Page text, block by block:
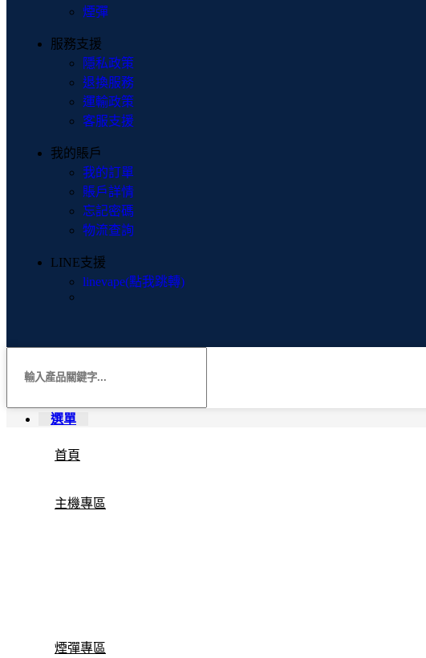
煙彈
服務支援
隱私政策
退換服務
運輸政策
客服支援
我的賬戶
我的訂單
賬戶詳情
忘記密碼
物流查詢
LINE支援
linevape(點我跳轉)
選單
首頁
主機專區
煙彈專區